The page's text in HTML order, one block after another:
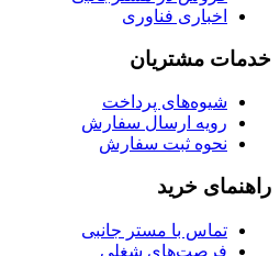
اخباری فناوری
خدمات مشتریان
شیوه‌های پرداخت
رویه ارسال سفارش
نحوه ثبت سفارش
راهنمای خرید
تماس با مستر جانبی
فرصت‌های شغلی